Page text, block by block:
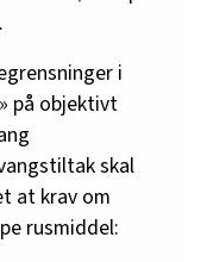
i
på objektivt
skal
at krav om
rusmiddel: